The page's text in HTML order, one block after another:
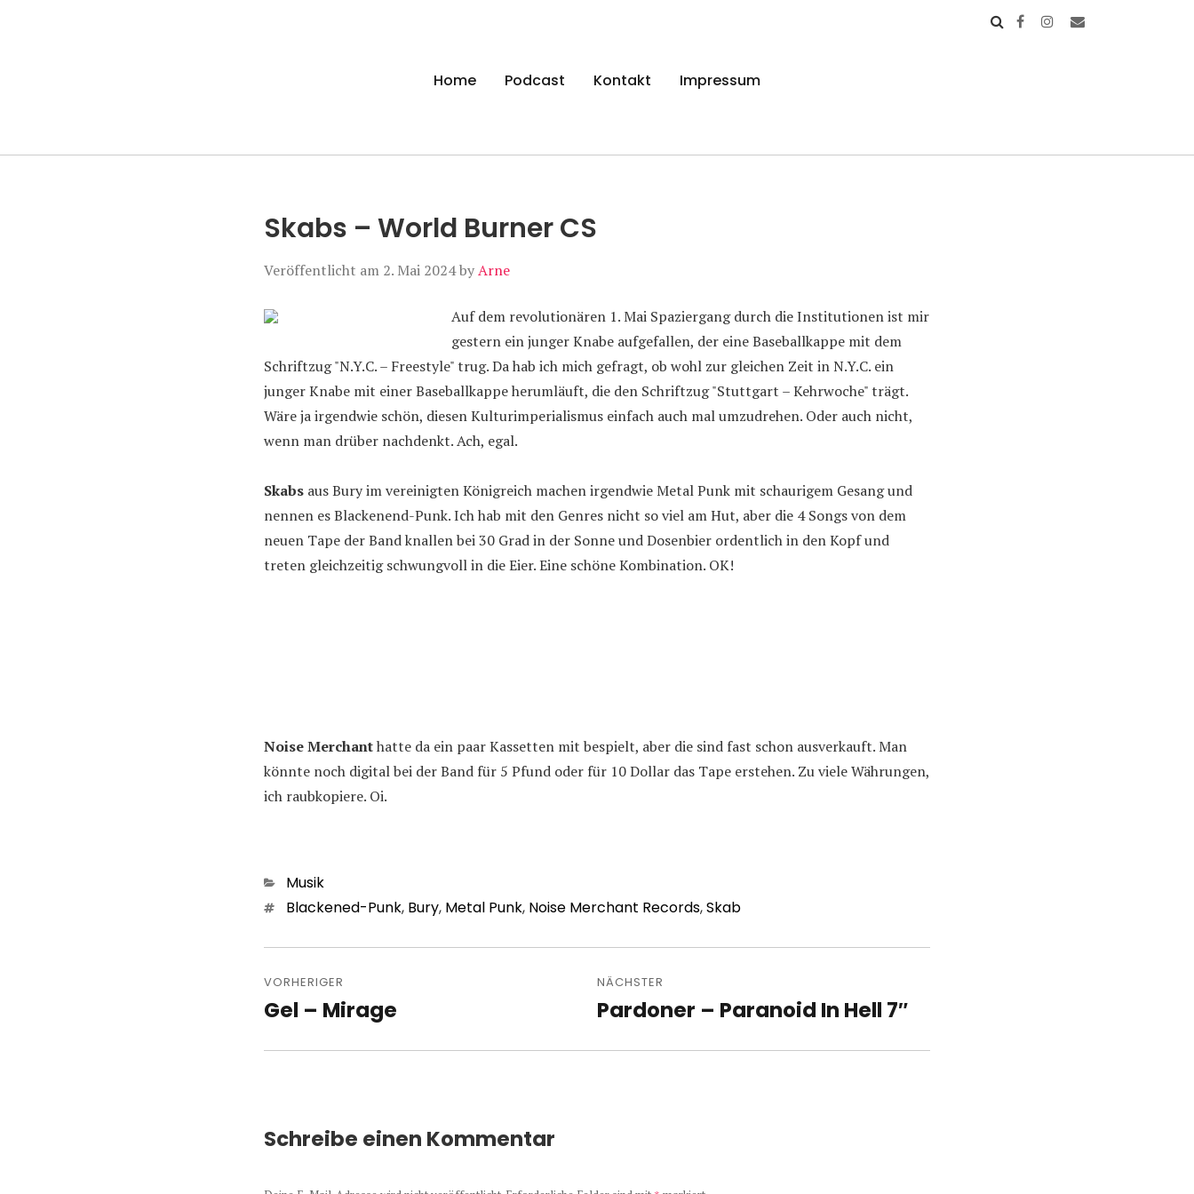
Manierenversagen
Home Podcast Kontakt Impressum
Skabs – World Burner CS
Veröffentlicht am 2. Mai 2024byArne
Auf dem revolutionären 1. Mai Spaziergang durch die Institutionen ist mir
gestern ein junger Knabe aufgefallen, der eine Baseballkappe mit dem
Schriftzug "N.Y.C. – Freestyle" trug. Da hab ich mich gefragt, ob wohl zur gleichen Zeit in N.Y.C. ein
junger Knabe mit einer Baseballkappe herumläuft, die den Schriftzug "Stuttgart – Kehrwoche" trägt.
Wäre ja irgendwie schön, diesen Kulturimperialismus einfach auch mal umzudrehen. Oder auch nicht,
wenn man drüber nachdenkt. Ach, egal.
Skabs aus Bury im vereinigten Königreich machen irgendwie Metal Punk mit schaurigem Gesang und
nennen es Blackenend-Punk. Ich hab mit den Genres nicht so viel am Hut, aber die 4 Songs von dem
neuen Tape der Band knallen bei 30 Grad in der Sonne und Dosenbier ordentlich in den Kopf und
treten gleichzeitig schwungvoll in die Eier. Eine schöne Kombination. OK!
Noise Merchanthatte da ein paar Kassetten mit bespielt, aber die sind fast schon ausverkauft. Man
könnte noch digital bei der Band für 5 Pfund oder für 10 Dollar das Tape erstehen. Zu viele Währungen,
ich raubkopiere. Oi.
Kategorien
Musik
Schlagwörter
Blackened-Punk, Bury, Metal Punk, Noise Merchant Records,Skab
VORHERIGER
Vorheriger
Gel – Mirage
NÄCHSTER
Nächster
Pardoner – Paranoid In Hell 7″
Schreibe einen Kommentar